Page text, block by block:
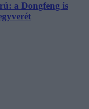
a Dongfeng is